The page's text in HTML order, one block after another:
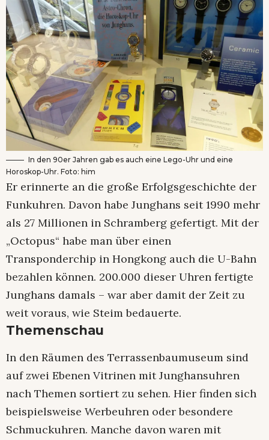
In den 90er Jahren gab es auch eine Lego-Uhr und eine
Horoskop-Uhr. Foto: him
Er erinnerte an die große Erfolgsgeschichte der
Funkuhren. Davon habe Junghans seit 1990 mehr
als 27 Millionen in Schramberg gefertigt. Mit der
„Octopus“ habe man über einen
Transponderchip in Hongkong auch die U-Bahn
bezahlen können. 200.000 dieser Uhren fertigte
Junghans damals – war aber damit der Zeit zu
weit voraus, wie Steim bedauerte.
Themenschau
In den Räumen des Terrassenbaumuseum sind
auf zwei Ebenen Vitrinen mit Junghansuhren
nach Themen sortiert zu sehen. Hier finden sich
beispielsweise Werbeuhren oder besondere
Schmuckuhren. Manche davon waren mit